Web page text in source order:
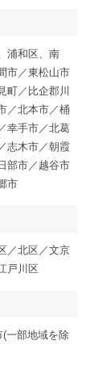
浦和区、南
市／東松山市
町／比企郡川
／北本市／桶
幸手市／北葛
志木市／朝霞
部市／越谷市
市
／北区／文京
戸川区
(一部地域を除